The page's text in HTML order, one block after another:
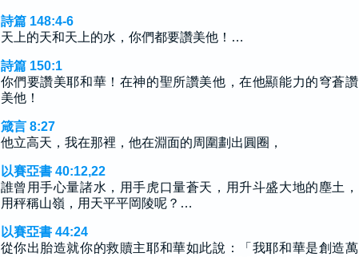
詩篇 148:4-6
天上的天和天上的水，你們都要讚美他！…
詩篇 150:1
你們要讚美耶和華！在神的聖所讚美他，在他顯能力的穹蒼讚
美他！
箴言 8:27
他立高天，我在那裡，他在淵面的周圍劃出圓圈，
以賽亞書 40:12,22
誰曾用手心量諸水，用手虎口量蒼天，用升斗盛大地的塵土，
用秤稱山嶺，用天平平岡陵呢？…
以賽亞書 44:24
從你出胎造就你的救贖主耶和華如此說：「我耶和華是創造萬